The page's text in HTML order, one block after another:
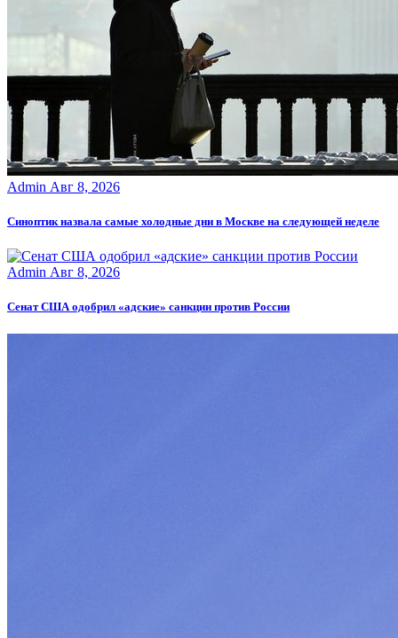
Admin Авг 8, 2026
Синоптик назвала самые холодные дни в Москве на следующей неделе
Admin Авг 8, 2026
Сенат США одобрил «адские» санкции против России